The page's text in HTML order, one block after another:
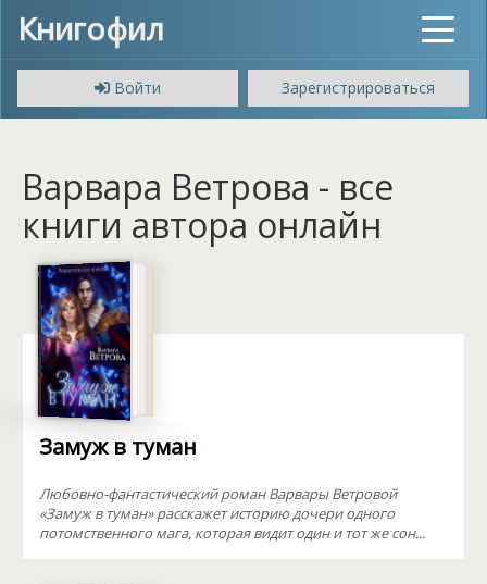
Книгофил
Toggle
Войти
Зарегистрироваться
Варвара Ветрова - все
книги автора онлайн
Замуж в туман
Любовно-фантастический роман Варвары Ветровой
«Замуж в туман» расскажет историю дочери одного
потомственного мага, которая видит один и тот же сон...